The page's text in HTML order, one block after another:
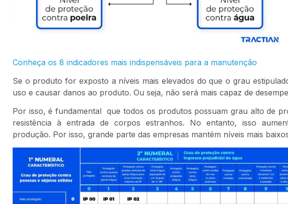
Conheça os 8 indicadores mais indispensáveis para a manutenção
Se o produto for exposto a níveis mais elevados do que o grau
uso e causar danos ao produto. Ou seja, não será mais capaz de
Por isso, é fundamental que todos os produtos possuam grau alto de
resistência à entrada de corpos estranhos. No entanto, isso
produção. Por isso, grande parte das empresas mantém níveis mais